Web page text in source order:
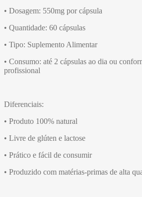
• Dosagem: 550mg por cápsula
• Quantidade: 60 cápsulas
• Tipo: Suplemento Alimentar
• Consumo: até 2 cápsulas ao dia ou
profissional
Diferenciais:
• Produto 100% natural
• Livre de glúten e lactose
• Prático e fácil de consumir
• Produzido com matérias-primas de alta